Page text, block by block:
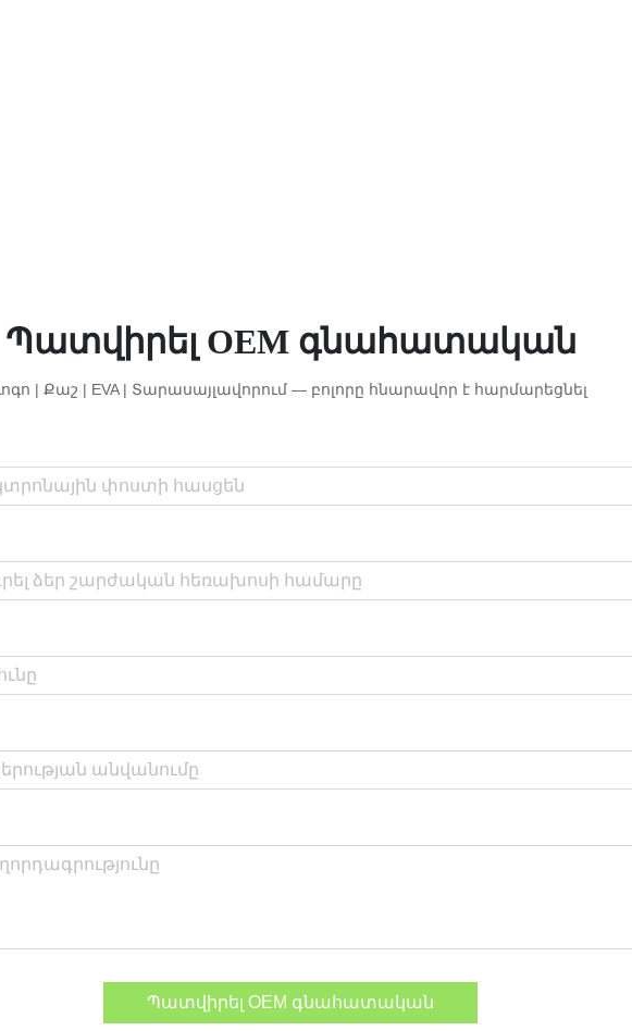
Պատվիրել OEM գնահատական
| Քաշ | EVA | Տարասայլավորում — բոլորը հնարավոր է հարմարեցնել
Պատվիրել OEM գնահատական